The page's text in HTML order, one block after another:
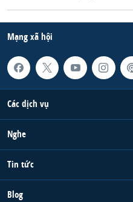
Mạng xã hội
Các dịch vụ
Nghe
Tin tức
Blog